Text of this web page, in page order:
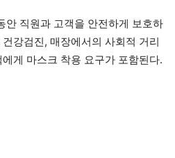
안 직원과 고객을 안전하게 보호하
강검진, 매장에서의 사회적 거리
게 마스크 착용 요구가 포함된다.